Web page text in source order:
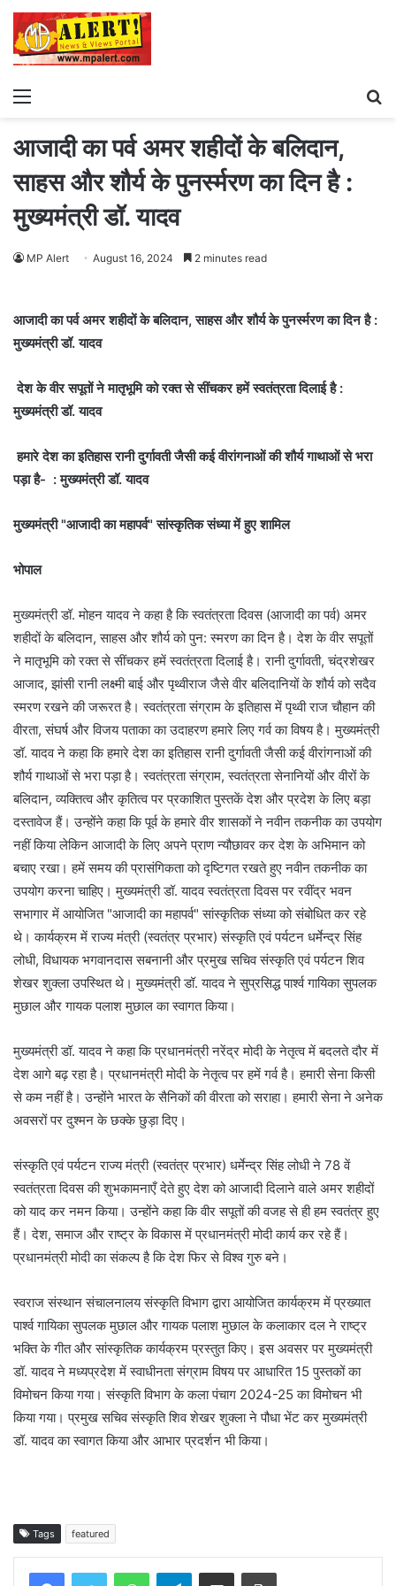
Menu
आजादी का पर्व अमर शहीदों के बलिदान,
साहस और शौर्य के पुनर्स्मरण का दिन है :
मुख्यमंत्री डॉ. यादव
MP Alert August 16, 2024 2 minutes read
आजादी का पर्व अमर शहीदों के बलिदान, साहस और शौर्य के पुनर्स्मरण का दिन है :
मुख्यमंत्री डॉ. यादव
देश के वीर सपूतों ने मातृभूमि को रक्त से सींचकर हमें स्वतंत्रता दिलाई है :
मुख्यमंत्री डॉ. यादव
हमारे देश का इतिहास रानी दुर्गावती जैसी कई वीरांगनाओं की शौर्य गाथाओं से भरा
पड़ा है- : मुख्यमंत्री डॉ. यादव
मुख्यमंत्री "आजादी का महापर्व" सांस्कृतिक संध्या में हुए शामिल
भोपाल
मुख्यमंत्री डॉ. मोहन यादव ने कहा है कि स्वतंत्रता दिवस (आजादी का पर्व) अमर
शहीदों के बलिदान, साहस और शौर्य को पुन: स्मरण का दिन है। देश के वीर सपूतों
ने मातृभूमि को रक्त से सींचकर हमें स्वतंत्रता दिलाई है। रानी दुर्गावती, चंद्रशेखर
आजाद, झांसी रानी लक्ष्मी बाई और पृथ्वीराज जैसे वीर बलिदानियों के शौर्य को सदैव
स्मरण रखने की जरूरत है। स्वतंत्रता संग्राम के इतिहास में पृथ्वी राज चौहान की
वीरता, संघर्ष और विजय पताका का उदाहरण हमारे लिए गर्व का विषय है। मुख्यमंत्री
डॉ. यादव ने कहा कि हमारे देश का इतिहास रानी दुर्गावती जैसी कई वीरांगनाओं की
शौर्य गाथाओं से भरा पड़ा है। स्वतंत्रता संग्राम, स्वतंत्रता सेनानियों और वीरों के
बलिदान, व्यक्तित्व और कृतित्व पर प्रकाशित पुस्तकें देश और प्रदेश के लिए बड़ा
दस्तावेज हैं। उन्होंने कहा कि पूर्व के हमारे वीर शासकों ने नवीन तकनीक का उपयोग
नहीं किया लेकिन आजादी के लिए अपने प्राण न्यौछावर कर देश के अभिमान को
बचाए रखा। हमें समय की प्रासंगिकता को दृष्टिगत रखते हुए नवीन तकनीक का
उपयोग करना चाहिए। मुख्यमंत्री डॉ. यादव स्वतंत्रता दिवस पर रवींद्र भवन
सभागार में आयोजित "आजादी का महापर्व" सांस्कृतिक संध्या को संबोधित कर रहे
थे। कार्यक्रम में राज्य मंत्री (स्वतंत्र प्रभार) संस्कृति एवं पर्यटन धर्मेन्द्र सिंह
लोधी, विधायक भगवानदास सबनानी और प्रमुख सचिव संस्कृति एवं पर्यटन शिव
शेखर शुक्ला उपस्थित थे। मुख्यमंत्री डॉ. यादव ने सुप्रसिद्ध पार्श्व गायिका सुपलक
मुछाल और गायक पलाश मुछाल का स्वागत किया।
मुख्यमंत्री डॉ. यादव ने कहा कि प्रधानमंत्री नरेंद्र मोदी के नेतृत्व में बदलते दौर में
देश आगे बढ़ रहा है। प्रधानमंत्री मोदी के नेतृत्व पर हमें गर्व है। हमारी सेना किसी
से कम नहीं है। उन्होंने भारत के सैनिकों की वीरता को सराहा। हमारी सेना ने अनेक
अवसरों पर दुश्मन के छक्के छुड़ा दिए।
संस्कृति एवं पर्यटन राज्य मंत्री (स्वतंत्र प्रभार) धर्मेन्द्र सिंह लोधी ने 78 वें
स्वतंत्रता दिवस की शुभकामनाएँ देते हुए देश को आजादी दिलाने वाले अमर शहीदों
को याद कर नमन किया। उन्होंने कहा कि वीर सपूतों की वजह से ही हम स्वतंत्र हुए
हैं। देश, समाज और राष्ट्र के विकास में प्रधानमंत्री मोदी कार्य कर रहे हैं।
प्रधानमंत्री मोदी का संकल्प है कि देश फिर से विश्व गुरु बने।
स्वराज संस्थान संचालनालय संस्कृति विभाग द्वारा आयोजित कार्यक्रम में प्रख्यात
पार्श्व गायिका सुपलक मुछाल और गायक पलाश मुछाल के कलाकार दल ने राष्ट्र
भक्ति के गीत और सांस्कृतिक कार्यक्रम प्रस्तुत किए। इस अवसर पर मुख्यमंत्री
डॉ. यादव ने मध्यप्रदेश में स्वाधीनता संग्राम विषय पर आधारित 15 पुस्तकों का
विमोचन किया गया। संस्कृति विभाग के कला पंचाग 2024-25 का विमोचन भी
किया गया। प्रमुख सचिव संस्कृति शिव शेखर शुक्ला ने पौधा भेंट कर मुख्यमंत्री
डॉ. यादव का स्वागत किया और आभार प्रदर्शन भी किया।
Tags featured
WhatsAppTelegramShare via Email Print